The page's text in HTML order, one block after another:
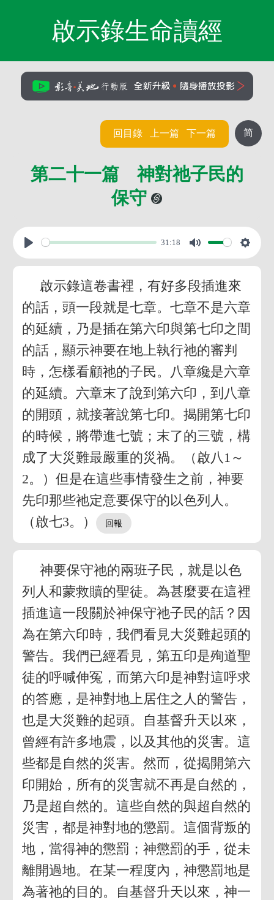
啟示錄生命讀經
简
回目錄 上一篇 下一篇
第二十一篇 神對祂子民的
保守
31:18
啟示錄這卷書裡，有好多段插進來
的話，頭一段就是七章。七章不是六章
的延續，乃是插在第六印與第七印之間
的話，顯示神要在地上執行祂的審判
時，怎樣看顧祂的子民。八章纔是六章
的延續。六章末了說到第六印，到八章
的開頭，就接著說第七印。揭開第七印
的時候，將帶進七號；末了的三號，構
成了大災難最嚴重的災禍。（啟八1～
2。）但是在這些事情發生之前，神要
先印那些祂定意要保守的以色列人。
（啟七3。）
神要保守祂的兩班子民，就是以色
列人和蒙救贖的聖徒。為甚麼要在這裡
插進這一段關於神保守祂子民的話？因
為在第六印時，我們看見大災難起頭的
警告。我們已經看見，第五印是殉道聖
徒的呼喊伸冤，而第六印是神對這呼求
的答應，是神對地上居住之人的警告，
也是大災難的起頭。自基督升天以來，
曾經有許多地震，以及其他的災害。這
些都是自然的災害。然而，從揭開第六
印開始，所有的災害就不再是自然的，
乃是超自然的。這些自然的與超自然的
災害，都是神對地的懲罰。這個背叛的
地，當得神的懲罰；神懲罰的手，從未
離開過地。在某一程度內，神懲罰地是
為著祂的目的。自基督升天以來，神一